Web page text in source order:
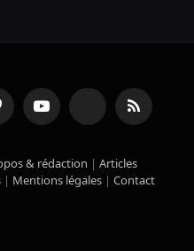
YouTube TikTok RSS
& rédaction | Articles
| Mentions légales | Contact